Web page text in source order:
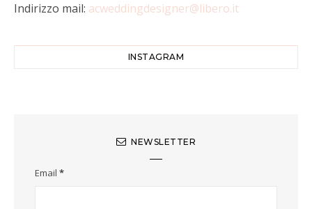
Indirizzo mail: acweddingdesigner@libero.it
INSTAGRAM
NEWSLETTER
Email *